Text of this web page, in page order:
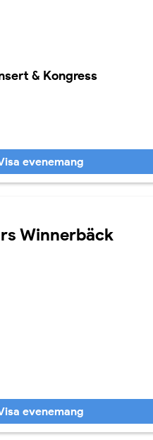
& Kongress
evenemang
Winnerbäck
evenemang